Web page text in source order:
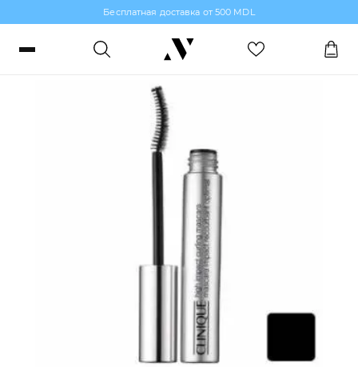
Бесплатная доставка от 500 MDL
Заказы, бонусы и избранное
Тушь